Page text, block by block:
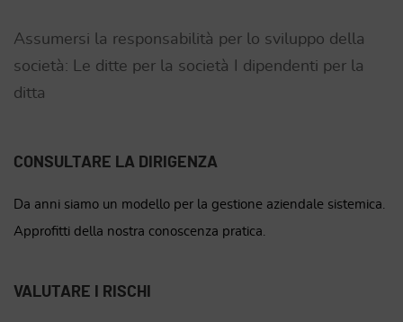
Assumersi la responsabilità per lo sviluppo della
società: Le ditte per la società I dipendenti per la
ditta
CONSULTARE LA DIRIGENZA
Da anni siamo un modello per la gestione aziendale sistemica.
Approfitti della nostra conoscenza pratica.
VALUTARE I RISCHI